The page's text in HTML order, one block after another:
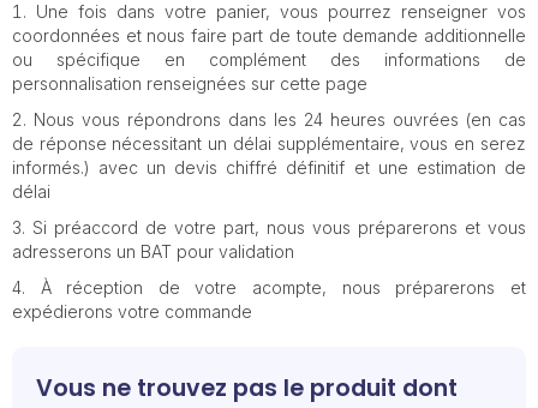
Une fois dans votre panier, vous pourrez renseigner vos
coordonnées et nous faire part de toute demande additionnelle
ou spécifique en complément des informations de
personnalisation renseignées sur cette page
Nous vous répondrons dans les 24 heures ouvrées (en cas
de réponse nécessitant un délai supplémentaire, vous en serez
informés.) avec un devis chiffré définitif et une estimation de
délai
Si préaccord de votre part, nous vous préparerons et vous
adresserons un BAT pour validation
À réception de votre acompte, nous préparerons et
expédierons votre commande
Vous ne trouvez pas le produit dont